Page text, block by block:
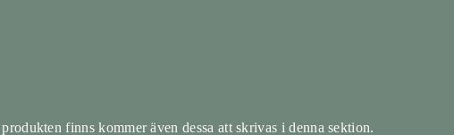
finns kommer även dessa att skrivas i denna sektion.